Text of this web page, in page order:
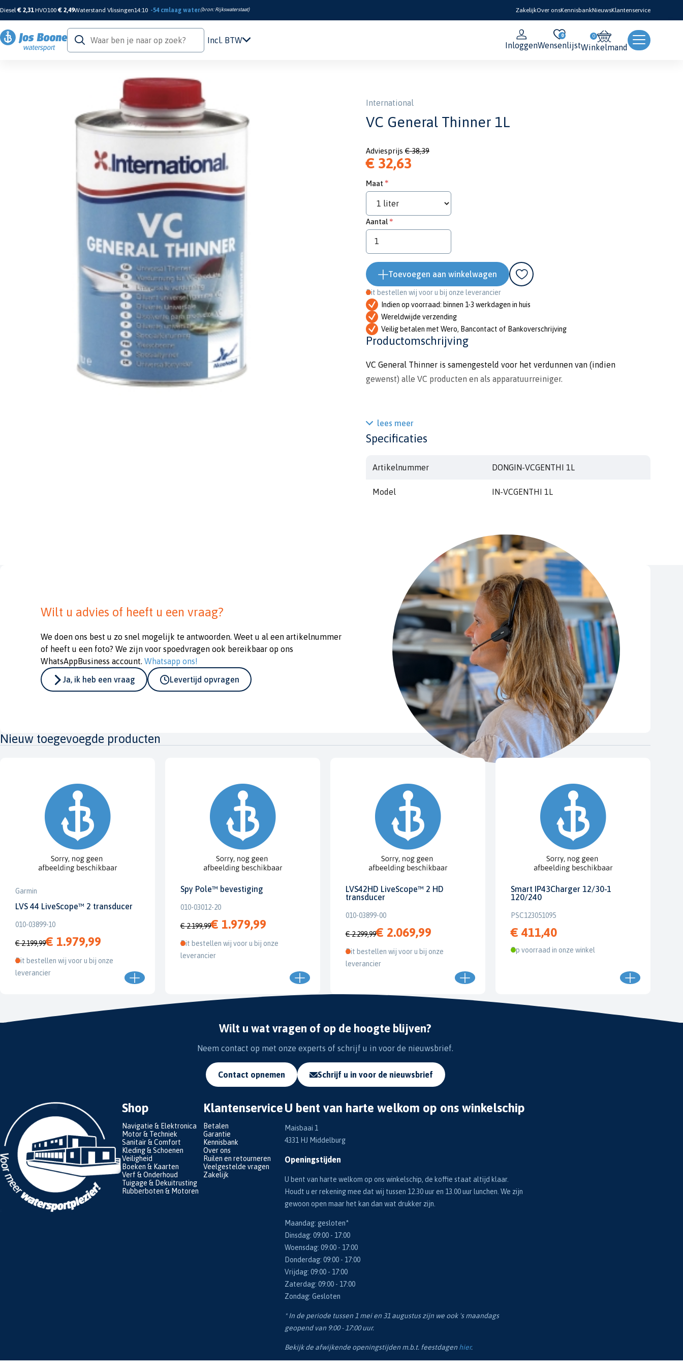
Diesel€ 2,31 HVO100 € 2,49Waterstand Vlissingen14:10 -54 cmlaag water(bron:Rijkswaterstaat) ZakelijkOver onsKennisbankNieuwsKlantenservice
Incl. BTW
Inloggen
0
WensenlijstWinkelmand
/ Verdunningen / VC General Thinner 1L
International
VC General Thinner 1L
Adviesprijs € 38,39
€ 32,63
Maat
Aantal
Toevoegen aan winkelwagen
Dit bestellen wij voor u bij onze leverancier
Indien op voorraad: binnen 1-3 werkdagen in huis
Wereldwijde verzending
Veilig betalen met Wero, Bancontact of Bankoverschrijving
Productomschrijving
VC General Thinner is samengesteld voor het verdunnen van (indien
gewenst) alle VC producten en als apparatuurreiniger.
lees meer
Specificaties
Artikelnummer DONGIN-VCGENTHI 1L
Model IN-VCGENTHI 1L
Wilt u advies of heeft u een vraag?
We doen ons best u zo snel mogelijk te antwoorden. Weet u al een artikelnummer
of heeft u een foto? We zijn voor spoedvragen ook bereikbaar op ons
WhatsAppBusiness account. Whatsapp ons!
Ja, ik heb een vraag
Levertijd opvragen
Nieuw toegevoegde producten
Garmin
LVS 44 LiveScope™ 2 transducer
010-03899-10
€ 2.199,99€ 1.979,99
Dit bestellen wij voor u bij onze
leverancier
Spy Pole™ bevestiging
010-03012-20
€ 2.199,99€ 1.979,99
Dit bestellen wij voor u bij onze
leverancier
LVS42HD LiveScope™ 2 HD
transducer
010-03899-00
€ 2.299,99€ 2.069,99
Dit bestellen wij voor u bij onze
leverancier
Smart IP43Charger 12/30-1
120/240
PSC123051095
€ 411,40
Op voorraad in onze winkel
Wilt u wat vragen of op de hoogte blijven?
Neem contact op met onze experts of schrijf u in voor de nieuwsbrief.
Contact opnemen Schrijf u in voor de nieuwsbrief
Shop
Navigatie & Elektronica
Motor & Techniek
Sanitair & Comfort
Kleding & Schoenen
Veiligheid
Boeken & Kaarten
Verf & Onderhoud
Tuigage & Dekuitrusting
Rubberboten & Motoren
Klantenservice
Betalen
Garantie
Kennisbank
Over ons
Ruilen en retourneren
Veelgestelde vragen
Zakelijk
U bent van harte welkom op ons winkelschip
Maisbaai 1
4331 HJ Middelburg
Openingstijden
U bent van harte welkom op ons winkelschip, de koffie staat altijd klaar.
Houdt u er rekening mee dat wij tussen 12.30 uur en 13.00 uur lunchen. We zijn
gewoon open maar het kan dan wat drukker zijn.
Maandag: gesloten*
Dinsdag: 09:00 - 17:00
Woensdag: 09:00 - 17:00
Donderdag: 09:00 - 17:00
Vrijdag: 09:00 - 17:00
Zaterdag: 09:00 - 17:00
Zondag: Gesloten
* In de periode tussen 1 mei en 31 augustus zijn we ook 's maandags
geopend van 9:00 - 17:00 uur.
Bekijk de afwijkende openingstijden m.b.t. feestdagen hier.